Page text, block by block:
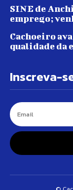
SINE de
emprego;
Cachoeiro
qualidade da
Inscreva-